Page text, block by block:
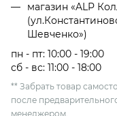
магазин «ALP
Шевченко»)
пн - пт: 10:00 - 19:00
сб - вс: 11:00 - 18:00
** Забрать товар
после
менеджером.